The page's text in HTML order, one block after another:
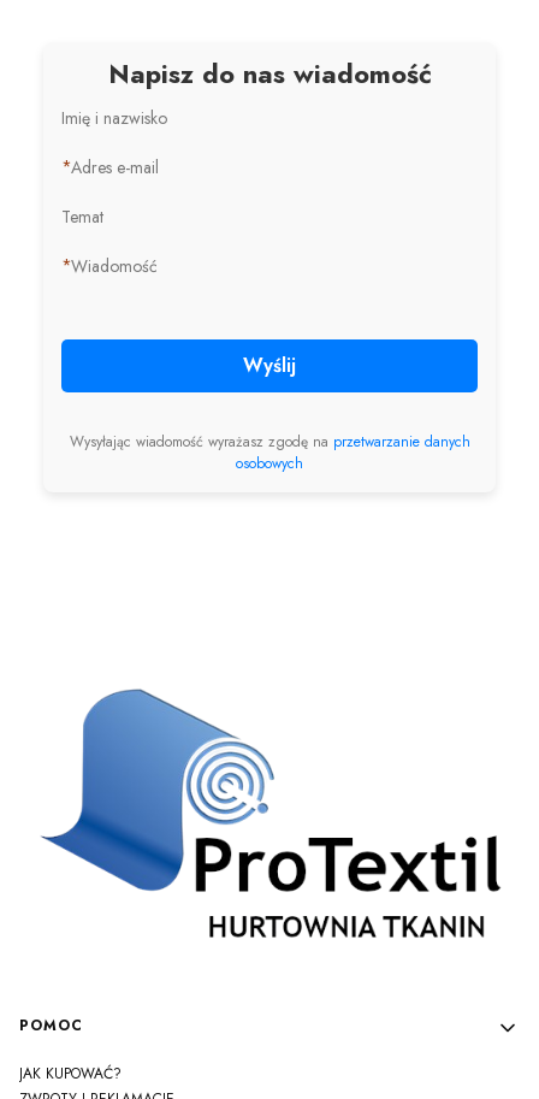
Napisz do nas wiadomość
Imię i nazwisko
*Adres e-mail
Temat
*Wiadomość
Wyślij
Wysyłając wiadomość wyrażasz zgodę na przetwarzanie danych
osobowych
Linki w stopce
POMOC
JAK KUPOWAĆ?